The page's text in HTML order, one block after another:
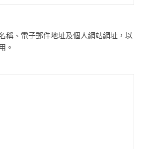
稱、電子郵件地址及個人網站網址，以
。